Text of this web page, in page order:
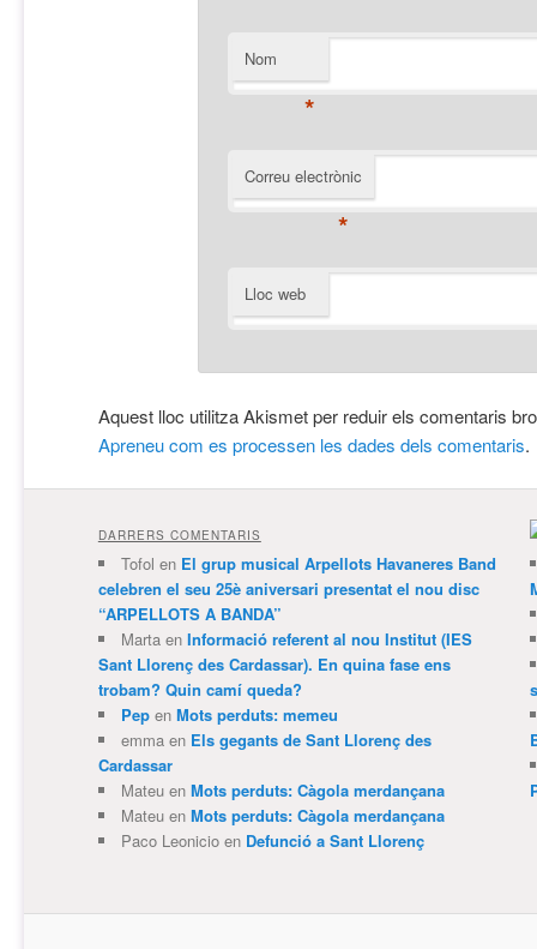
Nom
*
Correu electrònic
*
Lloc web
Aquest lloc utilitza Akismet per reduir els comentaris
Apreneu com es processen les dades dels comentaris.
DARRERS COMENTARIS
Tofol en El grup musical Arpellots Havaneres Band
celebren el seu 25è aniversari presentat el nou disc
“ARPELLOTS A BANDA”
Martaen Informació referent al nou Institut (IES
Sant Llorenç des Cardassar). En quina fase ens
trobam? Quin camí queda?
Pepen Mots perduts: memeu
emmaen Els gegants de Sant Llorenç des
Cardassar
Mateuen Mots perduts: Càgola merdançana
Mateuen Mots perduts: Càgola merdançana
Paco Leonicioen Defunció a Sant Llorenç